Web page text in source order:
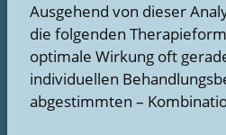
Ausgehend von dieser
die folgenden
optimale Wirkung oft
individuellen
abgestimmten –